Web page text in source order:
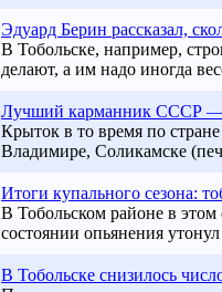
Эдуард Берин рассказал,
В Тобольске, например,
делают, а им надо иногда
Лучший карманник СССР —
Крыток в то время по
Владимире, Соликамске
Итоги купального сезона:
В Тобольском районе в
состоянии опьянения
В Тобольске снизилось